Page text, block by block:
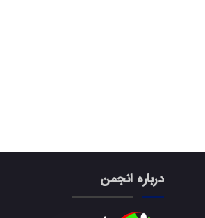
درباره انجمن